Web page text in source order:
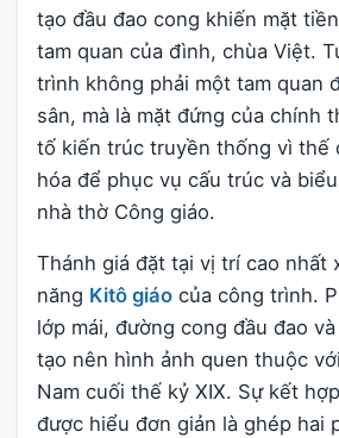
tạo đầu đao cong khiến mặt
tam quan của đình, chùa Việt.
trình không phải một tam quan
sân, mà là mặt đứng của chính
tố kiến trúc truyền thống vì thế
hóa để phục vụ cấu trúc và
nhà thờ Công giáo.
Thánh giá đặt tại vị trí cao nhất
năng Kitô giáo của công trình.
lớp mái, đường cong đầu đao
tạo nên hình ảnh quen thuộc
Nam cuối thế kỷ XIX. Sự kết
được hiểu đơn giản là ghép hai